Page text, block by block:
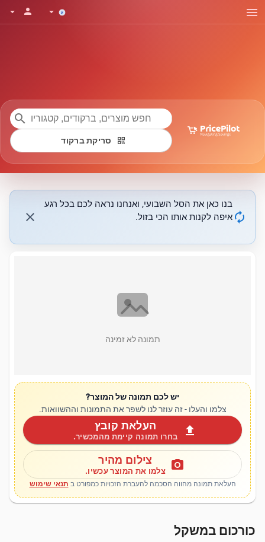
menu
arrow_drop_down
person
arrow_drop_down
search
qr_code סריקת ברקוד
autorenew
בנו כאן את הסל השבועי, ואנחנו נראה לכם בכל רגע
איפה לקנות אותו הכי בזול.
close
תמונה לא זמינה
יש לכם תמונה של המוצר?
צלמו והעלו - זה עוזר לנו לשפר את התמונות וההשוואות.
upload העלאת קובץ
בחרו תמונה קיימת מהמכשיר.
photo_camera צילום מהיר
צלמו את המוצר עכשיו.
העלאת תמונה מהווה הסכמה להעברת הזכויות כמפורט ב תנאי שימוש
כורכום במשקל